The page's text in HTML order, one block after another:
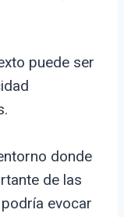
puede ser
donde
de las
evocar